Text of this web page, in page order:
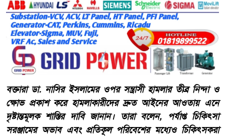
বক্তারা ডা. নাসির ইসলামের ওপর সন্ত্রাসী হামলার তীব্র নিন্দা ও
ক্ষোভ প্রকাশ করে হামলাকারীদের দ্রুত আইনের আওতায় এনে
দৃষ্টান্তমূলক শাস্তির দাবি জানান। তারা বলেন, পর্যাপ্ত চিকিৎসা
সরঞ্জামের অভাব এবং প্রতিকূল পরিবেশের মধ্যেও চিকিৎসকরা